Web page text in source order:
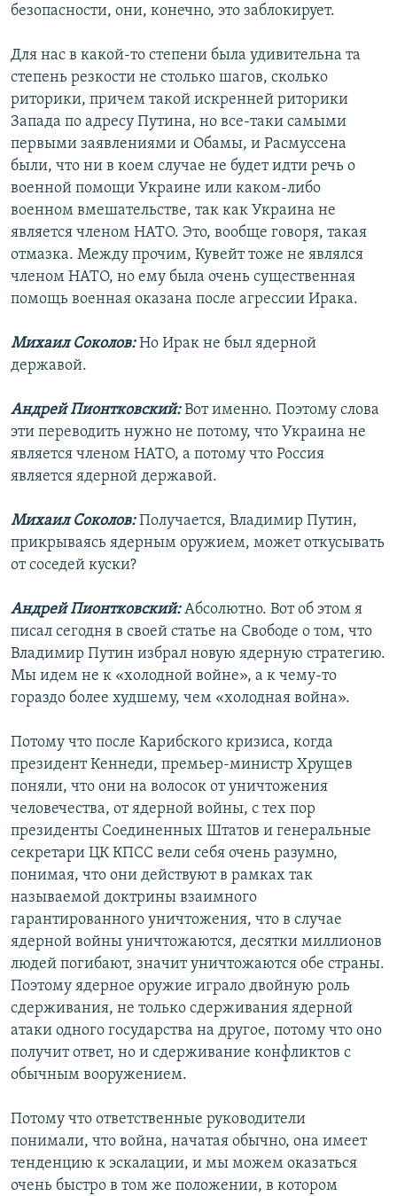
безопасности, они, конечно, это заблокирует.
Для нас в какой-то степени была удивительна та
степень резкости не столько шагов, сколько
риторики, причем такой искренней риторики
Запада по адресу Путина, но все-таки самыми
первыми заявлениями и Обамы, и Расмуссена
были, что ни в коем случае не будет идти речь о
военной помощи Украине или каком-либо
военном вмешательстве, так как Украина не
является членом НАТО. Это, вообще говоря, такая
отмазка. Между прочим, Кувейт тоже не являлся
членом НАТО, но ему была очень существенная
помощь военная оказана после агрессии Ирака.
Михаил Соколов:Но Ирак не был ядерной
державой.
Андрей Пионтковский:Вот именно. Поэтому слова
эти переводить нужно не потому, что Украина не
является членом НАТО, а потому что Россия
является ядерной державой.
Михаил Соколов:Получается, Владимир Путин,
прикрываясь ядерным оружием, может откусывать
от соседей куски?
Андрей Пионтковский:Абсолютно. Вот об этом я
писал сегодня в своей статье на Свободе о том, что
Владимир Путин избрал новую ядерную стратегию.
Мы идем не к «холодной войне», а к чему-то
гораздо более худшему, чем «холодная война».
Потому что после Карибского кризиса, когда
президент Кеннеди, премьер-министр Хрущев
поняли, что они на волосок от уничтожения
человечества, от ядерной войны, с тех пор
президенты Соединенных Штатов и генеральные
секретари ЦК КПСС вели себя очень разумно,
понимая, что они действуют в рамках так
называемой доктрины взаимного
гарантированного уничтожения, что в случае
ядерной войны уничтожаются, десятки миллионов
людей погибают, значит уничтожаются обе страны.
Поэтому ядерное оружие играло двойную роль
сдерживания, не только сдерживания ядерной
атаки одного государства на другое, потому что оно
получит ответ, но и сдерживание конфликтов с
обычным вооружением.
Потому что ответственные руководители
понимали, что война, начатая обычно, она имеет
тенденцию к эскалации, и мы можем оказаться
очень быстро в том же положении, в котором